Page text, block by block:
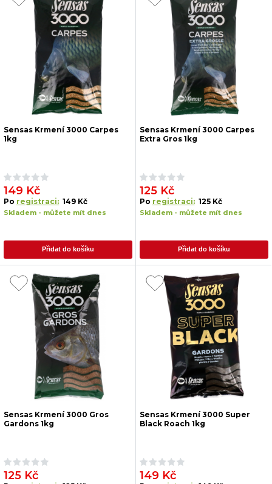
Sensas Krmení 3000 Carpes
1kg
149 Kč
Po registraci: 149 Kč
Skladem - můžete mít dnes
Přidat do košíku
Sensas Krmení 3000 Carpes
Extra Gros 1kg
125 Kč
Po registraci: 125 Kč
Skladem - můžete mít dnes
Přidat do košíku
Sensas Krmení 3000 Gros
Gardons 1kg
125 Kč
Sensas Krmení 3000 Super
Black Roach 1kg
149 Kč